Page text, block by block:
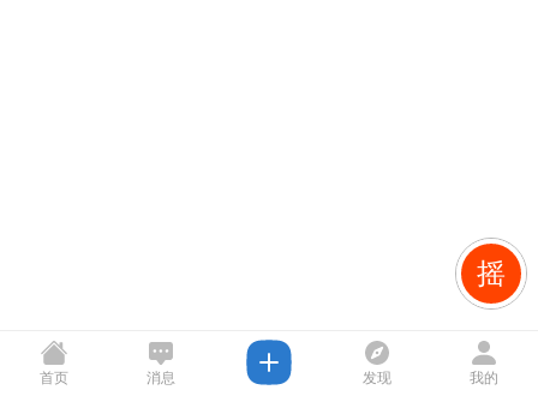
摇
首页 消息 发现 我的